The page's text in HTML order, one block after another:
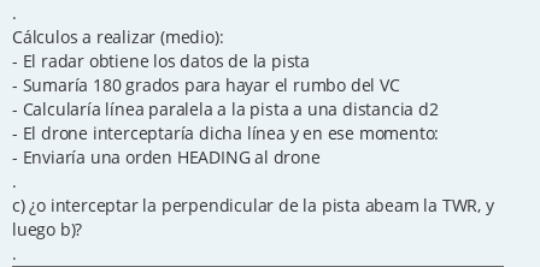
.
Cálculos a realizar (medio):
- El radar obtiene los datos de la pista
- Sumaría 180 grados para hayar el rumbo del VC
- Calcularía línea paralela a la pista a una distancia d2
- El drone interceptaría dicha línea y en ese momento:
- Enviaría una orden HEADING al drone
.
c) ¿o interceptar la perpendicular de la pista abeam la TWR, y
luego b)?
.